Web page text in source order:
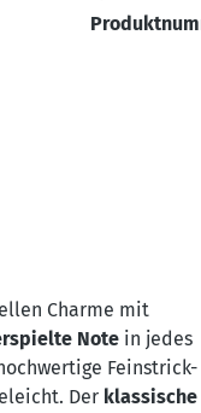
Charme mit
Note in jedes
Feinstrick-
Der klassische